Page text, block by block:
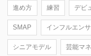
進め方 練習 デビ
SMAP インフルエン
シニアモデル 芸能マ